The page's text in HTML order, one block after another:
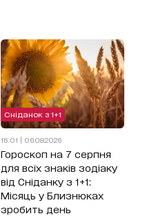
Сніданок з 1+1
16:01 | 06.08.2026
Гороскоп на 7 серпня
для всіх знаків зодіаку
від Сніданку з 1+1:
Місяць у Близнюках
зробить день